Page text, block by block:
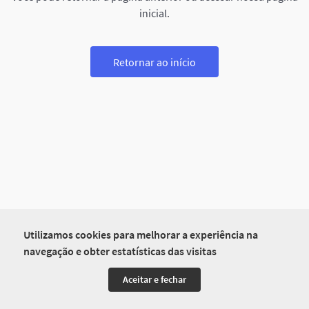
Utilizamos cookies para melhorar a experiência na
navegação e obter estatísticas das visitas
Aceitar e fechar
inicial.
Retornar ao início